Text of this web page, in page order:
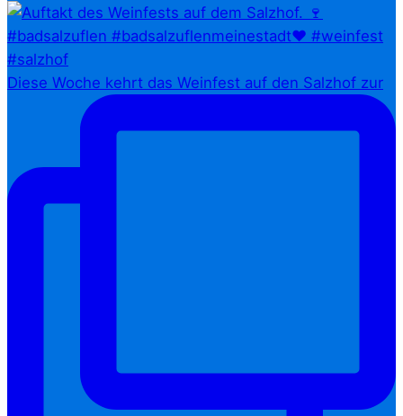
Diese Woche kehrt das Weinfest auf den Salzhof zur